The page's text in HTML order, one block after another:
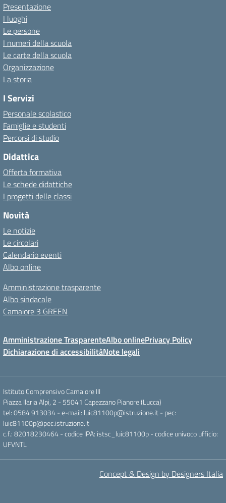
Presentazione
I luoghi
Le persone
I numeri della scuola
Le carte della scuola
Organizzazione
La storia
I Servizi
Personale scolastico
Famiglie e studenti
Percorsi di studio
Didattica
Offerta formativa
Le schede didattiche
I progetti delle classi
Novità
Le notizie
Le circolari
Calendario eventi
Albo online
Amministrazione trasparente
Albo sindacale
Camaiore 3 GREEN
Amministrazione TrasparenteAlbo onlinePrivacy Policy
Dichiarazione di accessibilitàNote legali
Istituto Comprensivo Camaiore III
Piazza Ilaria Alpi, 2 - 55041 Capezzano Pianore (Lucca)
tel: 0584 913034 - e-mail: luic81100p@istruzione.it - pec:
luic81100p@pec.istruzione.it
c.f.: 82018230464 - codice IPA: istsc_luic81100p - codice univoco ufficio:
UFVNTL
Concept & Design by Designers Italia